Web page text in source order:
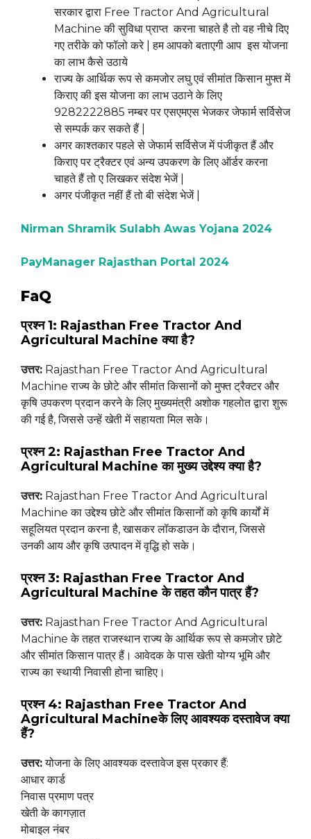
सरकार द्वारा Free Tractor And Agricultural
Machine की सुविधा प्राप्त करना चाहते है तो वह नीचे दिए
गए तरीके को फॉलो करे | हम आपको बताएगी आप इस योजना
का लाभ कैसे उठाये
राज्य के आर्थिक रूप से कमजोर लघु एवं सीमांत किसान मुफ्त में
किराए की इस योजना का लाभ उठाने के लिए
9282222885 नम्बर पर एसएमएस भेजकर जेफार्म सर्विसेज
से सम्पर्क कर सकते हैं |
अगर काश्तकार पहले से जेफार्म सर्विसेज में पंजीकृत हैं और
किराए पर ट्रैक्टर एवं अन्य उपकरण के लिए ऑर्डर करना
चाहते हैं तो ए लिखकर संदेश भेजें |
अगर पंजीकृत नहीं हैं तो बी संदेश भेजें |
Nirman Shramik Sulabh Awas Yojana 2024
PayManager Rajasthan Portal 2024
FaQ
प्रश्न 1: Rajasthan Free Tractor And
Agricultural Machine क्या है?
उत्तर: Rajasthan Free Tractor And Agricultural
Machine राज्य के छोटे और सीमांत किसानों को मुफ्त ट्रैक्टर और
कृषि उपकरण प्रदान करने के लिए मुख्यमंत्री अशोक गहलोत द्वारा शुरू
की गई है, जिससे उन्हें खेती में सहायता मिल सके।
प्रश्न 2: Rajasthan Free Tractor And
Agricultural Machine का मुख्य उद्देश्य क्या है?
उत्तर: Rajasthan Free Tractor And Agricultural
Machine का उद्देश्य छोटे और सीमांत किसानों को कृषि कार्यों में
सहूलियत प्रदान करना है, खासकर लॉकडाउन के दौरान, जिससे
उनकी आय और कृषि उत्पादन में वृद्धि हो सके।
प्रश्न 3: Rajasthan Free Tractor And
Agricultural Machine के तहत कौन पात्र हैं?
उत्तर: Rajasthan Free Tractor And Agricultural
Machine के तहत राजस्थान राज्य के आर्थिक रूप से कमजोर छोटे
और सीमांत किसान पात्र हैं। आवेदक के पास खेती योग्य भूमि और
राज्य का स्थायी निवासी होना चाहिए।
प्रश्न 4: Rajasthan Free Tractor And
Agricultural Machineके लिए आवश्यक दस्तावेज क्या
हैं?
उत्तर:योजना के लिए आवश्यक दस्तावेज इस प्रकार हैं:
आधार कार्ड
निवास प्रमाण पत्र
खेती के कागज़ात
मोबाइल नंबर